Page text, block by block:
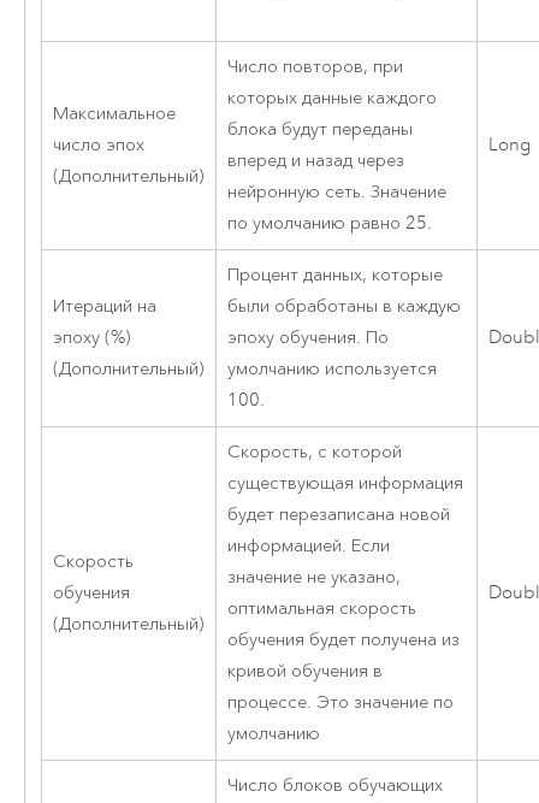
Максимальное
число эпох
(Дополнительный)
Число повторов, при
которых данные каждого
блока будут переданы
вперед и назад через
нейронную сеть. Значение
по умолчанию равно 25.
Long
Итераций на
эпоху (%)
(Дополнительный)
Процент данных, которые
были обработаны в каждую
эпоху обучения. По
умолчанию используется
100.
Скорость
обучения
(Дополнительный)
Скорость, с которой
существующая информация
будет перезаписана новой
информацией. Если
значение не указано,
оптимальная скорость
обучения будет получена из
кривой обучения в
процессе. Это значение по
умолчанию
Число блоков обучающих